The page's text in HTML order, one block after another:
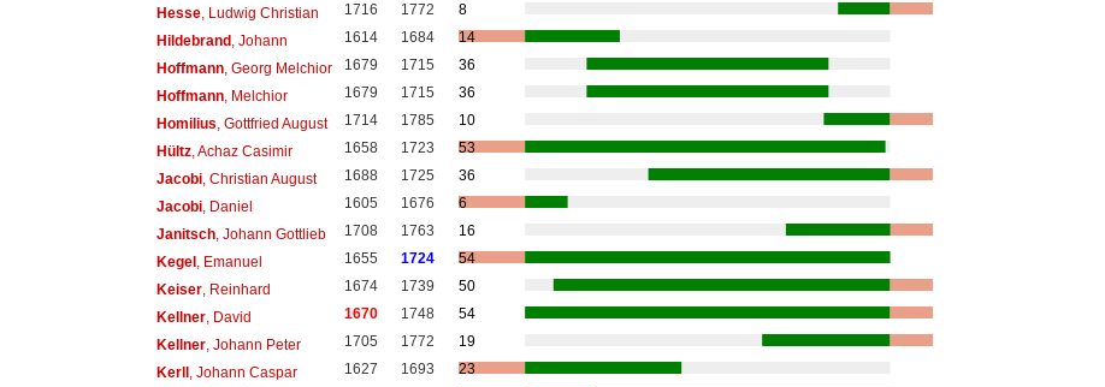
Hesse, Ludwig Christian 1716 1772
8
Hildebrand, Johann 1614 1684
14
Hoffmann, Georg Melchior 1679 1715
36
Hoffmann, Melchior 1679 1715
36
Homilius , Gottfried August 1714 1785
10
Hültz, Achaz Casimir 1658 1723
53
Jacobi, Christian August 1688 1725
36
Jacobi, Daniel 1605 1676
6
Janitsch, Johann Gottlieb 1708 1763
16
Kegel, Emanuel 1655 1724
54
Keiser, Reinhard 1674 1739
50
Kellner, David 1670 1748
54
Kellner, Johann Peter 1705 1772
19
Kerll, Johann Caspar 1627 1693
23